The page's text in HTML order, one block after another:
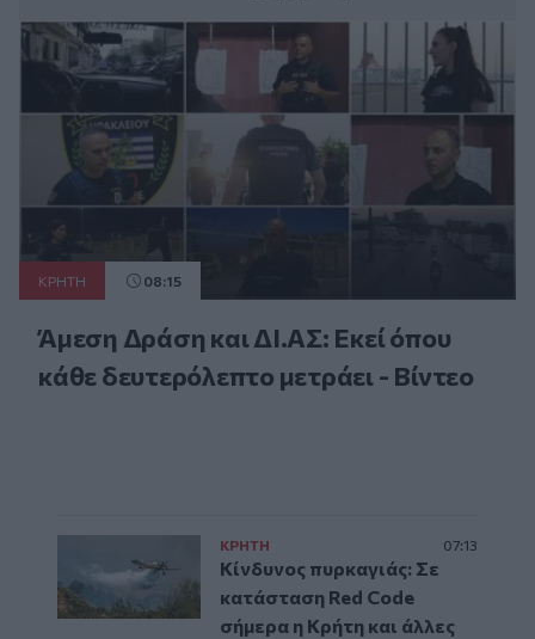
ΚΡΗΤΗ 08:15
Άμεση Δράση και ΔΙ.ΑΣ: Εκεί όπου
κάθε δευτερόλεπτο μετράει - Βίντεο
ΚΡΗΤΗ 07:13
Κίνδυνος πυρκαγιάς: Σε
κατάσταση Red Code
σήμερα η Κρήτη και άλλες